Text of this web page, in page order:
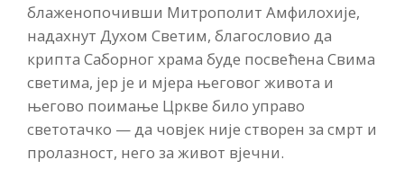
блаженопочивши Митрополит Амфилохије,
надахнут Духом Светим, благословио да
крипта Саборног храма буде посвећена Свима
светима, јер је и мјера његовог живота и
његово поимање Цркве било управо
светотачко — да човјек није створен за смрт и
пролазност, него за живот вјечни.